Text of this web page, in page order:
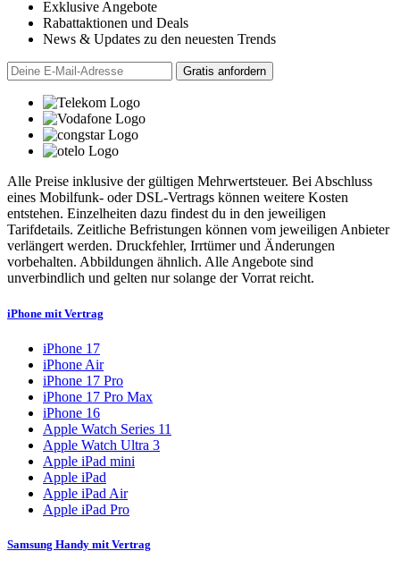
Exklusive Angebote
Rabattaktionen und Deals
News & Updates zu den neuesten Trends
Alle Preise inklusive der gültigen Mehrwertsteuer. Bei Abschluss
eines Mobilfunk- oder DSL-Vertrags können weitere Kosten
entstehen. Einzelheiten dazu findest du in den jeweiligen
Tarifdetails. Zeitliche Befristungen können vom jeweiligen Anbieter
verlängert werden. Druckfehler, Irrtümer und Änderungen
vorbehalten. Abbildungen ähnlich. Alle Angebote sind
unverbindlich und gelten nur solange der Vorrat reicht.
iPhone mit Vertrag
iPhone 17
iPhone Air
iPhone 17 Pro
iPhone 17 Pro Max
iPhone 16
Apple Watch Series 11
Apple Watch Ultra 3
Apple iPad mini
Apple iPad
Apple iPad Air
Apple iPad Pro
Samsung Handy mit Vertrag